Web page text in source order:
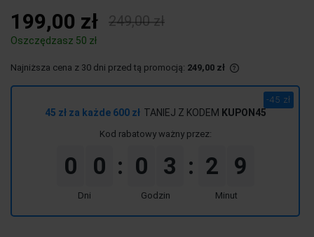
199,00 zł 249,00 zł
Oszczędzasz 50 zł
Najniższa cena z 30 dni przed tą promocją: 249,00 zł
30 dni,
momentu, kiedy
45 zł za każde 600 zł TANIEJ Z KODEM KUPON45
Kod rabatowy ważny przez:
-45 zł
0 0
Dni
: 0 3
Godzin
: 2 9
Minut